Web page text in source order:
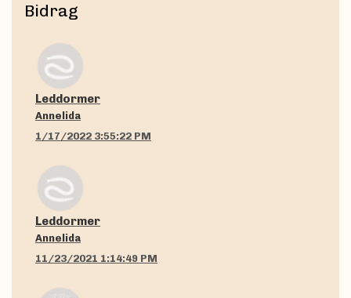
Bidrag
Leddormer
Annelida
1/17/2022 3:55:22 PM
Leddormer
Annelida
11/23/2021 1:14:49 PM